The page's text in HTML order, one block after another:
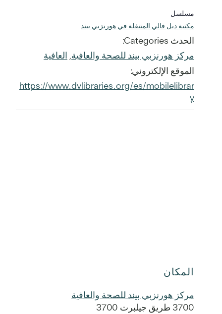
مسلسل
مكتبة ديل فالي المتنقلة في هورنزبي بيند
الحدث Categories:
مركز هورنزبي بيند للصحة والعافية, العافية
الموقع الإلكتروني:
https://www.dvlibraries.org/es/mobilelibrar
y
المكان
مركز هورنزبي بيند للصحة والعافية
3700 طريق جيلبرت 3700